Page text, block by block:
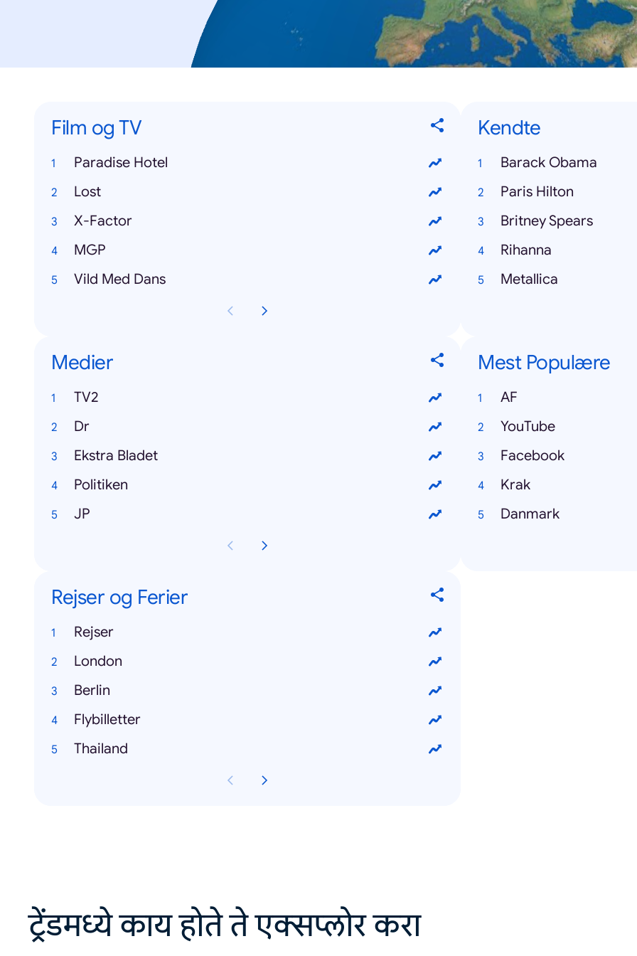
Film og TV
Paradise Hotel
Lost
X-Factor
MGP
Vild Med Dans
Kendte
Barack Obama
Paris Hilton
Britney Spears
Rihanna
Metallica
Medier
TV2
Dr
Ekstra Bladet
Politiken
JP
Mest Populære
AF
YouTube
Facebook
Krak
Danmark
Rejser og Ferier
Rejser
London
Berlin
Flybilletter
Thailand
ट्रेंडमध्ये काय होते ते एक्सप्लोर करा